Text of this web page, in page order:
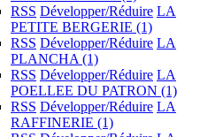
RSS Développer/Réduire LA
PETITE BERGERIE (1)
RSS Développer/Réduire LA
PLANCHA (1)
RSS Développer/Réduire LA
POELLEE DU PATRON (1)
RSS Développer/Réduire LA
RAFFINERIE (1)